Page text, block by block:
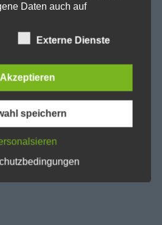
Straße
Daten auch auf
durch den Europäischen
beim Erlass
Datenschutzerklärung
als auch für
einfach
wir vorab die verwendeten
Externe Dienste
speichern